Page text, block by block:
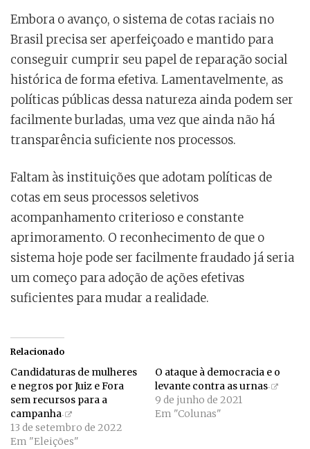
Embora o avanço, o sistema de cotas raciais no
Brasil precisa ser aperfeiçoado e mantido para
conseguir cumprir seu papel de reparação social
histórica de forma efetiva. Lamentavelmente, as
políticas públicas dessa natureza ainda podem ser
facilmente burladas, uma vez que ainda não há
transparência suficiente nos processos.
Faltam às instituições que adotam políticas de
cotas em seus processos seletivos
acompanhamento criterioso e constante
aprimoramento. O reconhecimento de que o
sistema hoje pode ser facilmente fraudado já seria
um começo para adoção de ações efetivas
suficientes para mudar a realidade.
Relacionado
Candidaturas de mulheres
e negros por Juiz e Fora
sem recursos para a
campanha
13 de setembro de 2022
Em "Eleições"
O ataque à democracia e o
levante contra as urnas
9 de junho de 2021
Em "Colunas"